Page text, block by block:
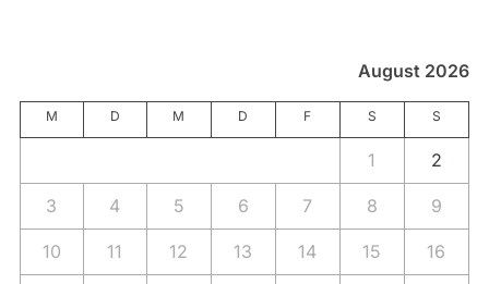
August 2026
M D M D F S S
1 2
3 4 5 6 7 8 9
10 11 12 13 14 15 16